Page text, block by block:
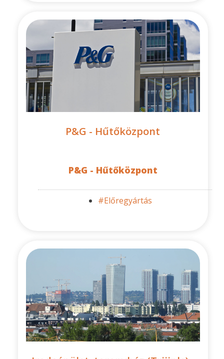
P&G - Hűtőközpont
P&G - Hűtőközpont
#Előregyártás